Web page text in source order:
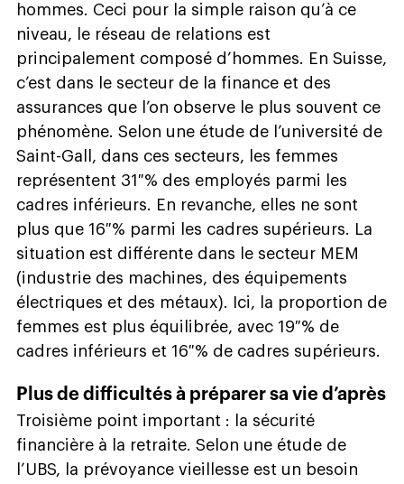
hommes. Ceci pour la simple raison qu’à ce
niveau, le réseau de relations est
principalement composé d’hommes. En Suisse,
c’est dans le secteur de la finance et des
assurances que l’on observe le plus souvent ce
phénomène. Selon une étude de l’université de
Saint-Gall, dans ces secteurs, les femmes
représentent 31 % des employés parmi les
cadres inférieurs. En revanche, elles ne sont
plus que 16 % parmi les cadres supérieurs. La
situation est différente dans le secteur MEM
(industrie des machines, des équipements
électriques et des métaux). Ici, la proportion de
femmes est plus équilibrée, avec 19 % de
cadres inférieurs et 16 % de cadres supérieurs.
Plus de difficultés à préparer sa vie d’après
Troisième point important : la sécurité
financière à la retraite. Selon une étude de
l’UBS, la prévoyance vieillesse est un besoin